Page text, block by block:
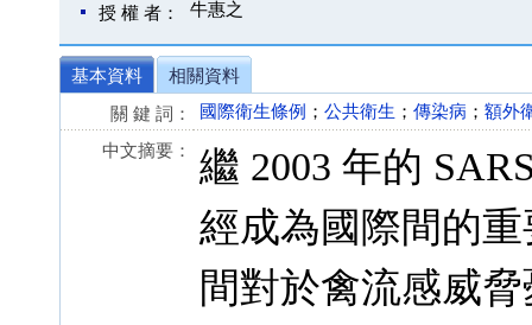
授 權 者： 牛惠之
基本資料
相關資料
關 鍵 詞：
國際衛生條例 ； 公共衛生 ； 傳染病 ； 額外
中文摘要：
繼 2003 年的
經成為國際間的
間對於禽流感威